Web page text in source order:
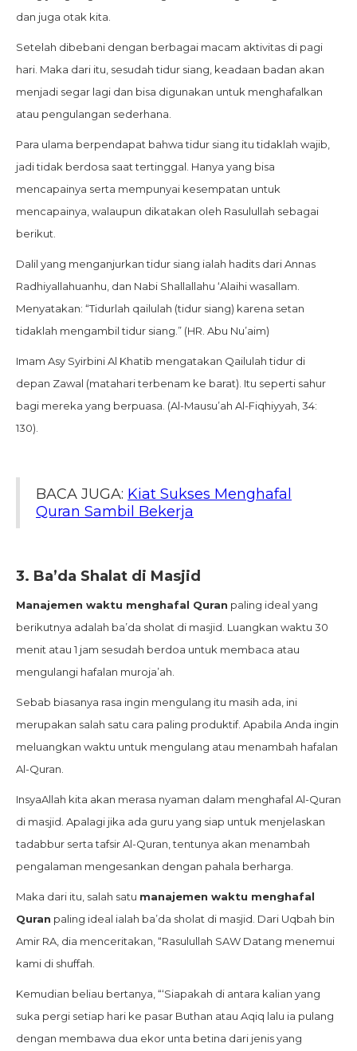
dan juga otak kita.
Setelah dibebani dengan berbagai macam aktivitas di pagi
hari. Maka dari itu, sesudah tidur siang, keadaan badan akan
menjadi segar lagi dan bisa digunakan untuk menghafalkan
atau pengulangan sederhana.
Para ulama berpendapat bahwa tidur siang itu tidaklah wajib,
jadi tidak berdosa saat tertinggal. Hanya yang bisa
mencapainya serta mempunyai kesempatan untuk
mencapainya, walaupun dikatakan oleh Rasulullah sebagai
berikut.
Dalil yang menganjurkan tidur siang ialah hadits dari Annas
Radhiyallahuanhu, dan Nabi Shallallahu ‘Alaihi wasallam.
Menyatakan: “Tidurlah qailulah (tidur siang) karena setan
tidaklah mengambil tidur siang.” (HR. Abu Nu’aim)
Imam Asy Syirbini Al Khatib mengatakan Qailulah tidur di
depan Zawal (matahari terbenam ke barat). Itu seperti sahur
bagi mereka yang berpuasa. (Al-Mausu’ah Al-Fiqhiyyah, 34:
130).
BACA JUGA: Kiat Sukses Menghafal
Quran Sambil Bekerja
3. Ba’da Shalat di Masjid
Manajemen waktu menghafal Quran paling ideal yang
berikutnya adalah ba’da sholat di masjid. Luangkan waktu 30
menit atau 1 jam sesudah berdoa untuk membaca atau
mengulangi hafalan muroja’ah.
Sebab biasanya rasa ingin mengulang itu masih ada, ini
merupakan salah satu cara paling produktif. Apabila Anda ingin
meluangkan waktu untuk mengulang atau menambah hafalan
Al-Quran.
InsyaAllah kita akan merasa nyaman dalam menghafal Al-Quran
di masjid. Apalagi jika ada guru yang siap untuk menjelaskan
tadabbur serta tafsir Al-Quran, tentunya akan menambah
pengalaman mengesankan dengan pahala berharga.
Maka dari itu, salah satu manajemen waktu menghafal
Quran paling ideal ialah ba’da sholat di masjid. Dari Uqbah bin
Amir RA, dia menceritakan, “Rasulullah SAW Datang menemui
kami di shuffah.
Kemudian beliau bertanya, “‘Siapakah di antara kalian yang
suka pergi setiap hari ke pasar Buthan atau Aqiq lalu ia pulang
dengan membawa dua ekor unta betina dari jenis yang